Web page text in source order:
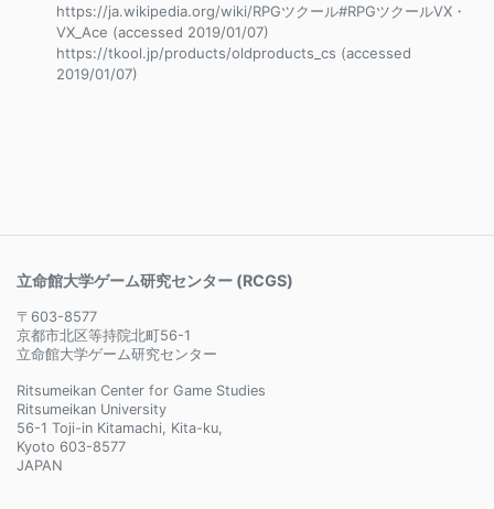
https://ja.wikipedia.org/wiki/RPGツクール#RPGツクールVX・
VX_Ace (accessed 2019/01/07)
https://tkool.jp/products/oldproducts_cs (accessed
2019/01/07)
立命館大学ゲーム研究センター (RCGS)
〒603-8577
京都市北区等持院北町56-1
立命館大学ゲーム研究センター
Ritsumeikan Center for Game Studies
Ritsumeikan University
56-1 Toji-in Kitamachi, Kita-ku,
Kyoto 603-8577
JAPAN